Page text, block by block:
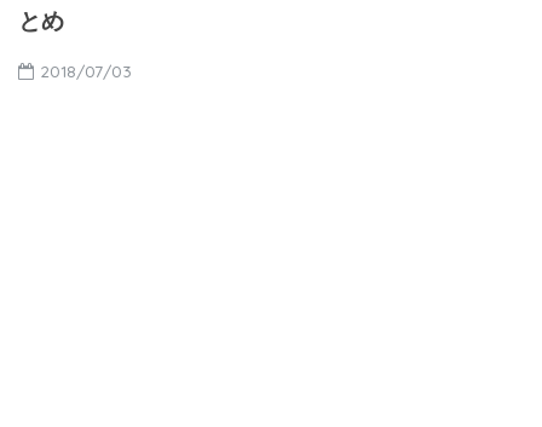
とめ
2018/07/03